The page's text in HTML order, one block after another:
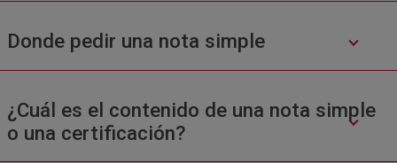
Donde pedir una nota simple
¿Cuál es el contenido de una nota simple
o una certificación?